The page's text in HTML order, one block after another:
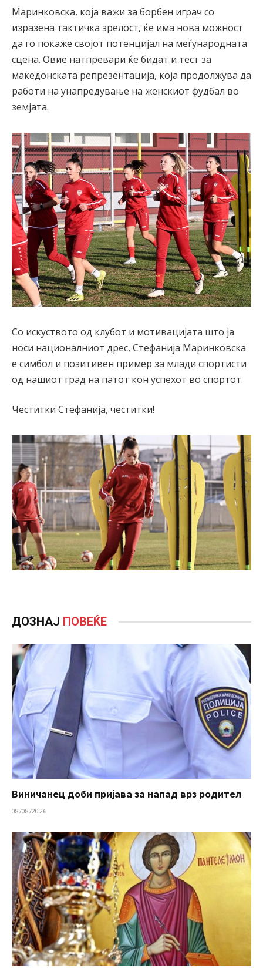
Маринковска, која важи за борбен играч со
изразена тактичка зрелост, ќе има нова можност
да го покаже својот потенцијал на меѓународната
сцена. Овие натпревари ќе бидат и тест за
македонската репрезентација, која продолжува да
работи на унапредување на женскиот фудбал во
земјата.
Со искуството од клубот и мотивацијата што ја
носи националниот дрес, Стефанија Маринковска
е симбол и позитивен пример за млади спортисти
од нашиот град на патот кон успехот во спортот.
Честитки Стефанија, честитки!
ДОЗНАЈ ПОВЕЌЕ
Виничанец доби пријава за напад врз родител
08/08/2026